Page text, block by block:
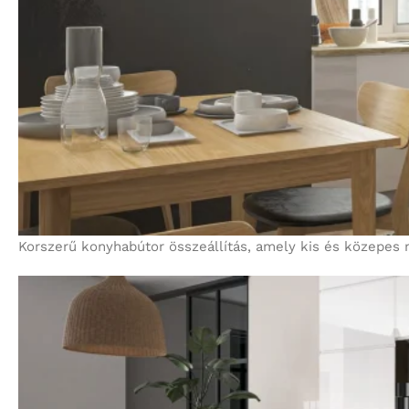
Korszerű konyhabútor összeállítás, amely kis és